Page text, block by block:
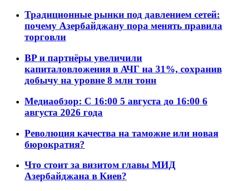
Традиционные рынки под давлением сетей:
почему Азербайджану пора менять правила
торговли
BP и партнёры увеличили
капиталовложения в АЧГ на 31%, сохранив
добычу на уровне 8 млн тонн
Медиаобзор: С 16:00 5 августа до 16:00 6
августа 2026 года
Революция качества на таможне или новая
бюрократия?
Что стоит за визитом главы МИД
Азербайджана в Киев?